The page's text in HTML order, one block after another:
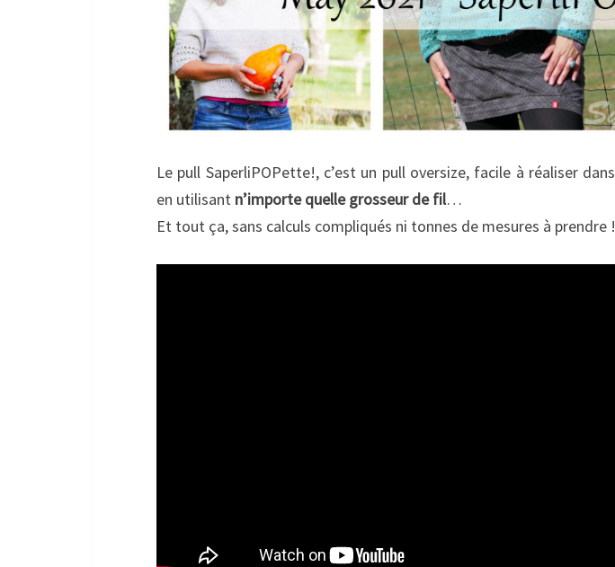
Le pull SaperliPOPette!, c’est un pull oversize, facile à réaliser dans
en utilisant n’importe quelle grosseur de fil…
Et tout ça, sans calculs compliqués ni tonnes de mesures à prendre !